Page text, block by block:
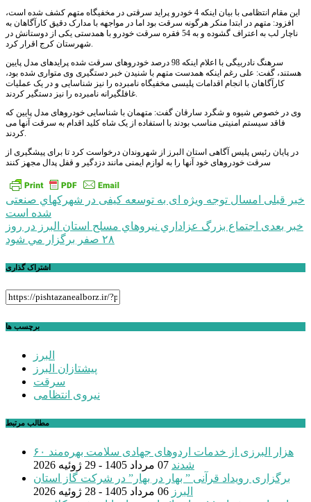
این مقام انتظامی با بیان اینکه 4 خودرو پراید سرقتی در مخفیگاه متهم کشف شده است،
افزود: متهم در ابتدا منکر هرگونه سرقت بود اما در مواجهه با مدارک دقیق کارآگاهان به
ناچار لب به اعتراف گشوده و به 54 فقره سرقت خودرو با همدستی یکی از دوستانش در
شهرستان کرج اقرار کرد.
سرهنگ نادربیگی با اعلام اینکه 98 درصد خودروهای سرقت شده پرایدهای مدل پایین
هستند، گفت: علی رغم اینکه همدست متهم با شنیدن خبر دستگیری وی متواری شده بود،
کارآگاهان با انجام اقدامات پلیسی مخفیگاه نامبرده را نیز شناسایی و در یک عملیات
غافلگیرانه نامبرده را نیز دستگیر کردند.
وی در خصوص شیوه و شگرد سارقان گفت: متهمان با شناسایی خودروهای مدل پایین که
فاقد سیستم امنیتی مناسب بودند با استفاده از یک شاه کلید اقدام به سرقت آنها می
کردند.
در پایان رئیس پلیس آگاهی استان البرز از شهروندان درخواست کرد تا برای پیشگیری از
سرقت خودروهای خود آنها را به لوازم ایمنی مانند دزدگیر و قفل پدال مجهز کنند
راهبری
نوشته
خبر قبلی امسال توجه ویژه ای به توسعه کیفی در شهرکهاي صنعتی
شده است
خبر بعدی اجتماع بزرگ عزاداري نيروهاي مسلح استان البرز در روز
۲۸ صفر برگزار مي شود
اشتراک گذاری
برچسب ها
البرز
پیشتازان البرز
سرقت
نیروی انتظامی
مطالب مرتبط
۶۰ هزار البرزی از خدمات اردوهای جهادی سلامت بهره‌مند
شدند 07 مرداد 1405 - 29 ژوئیه 2026
برگزاری رویداد قرآنی ” بهار در بهار” در شرکت گاز استان
البرز 06 مرداد 1405 - 28 ژوئیه 2026